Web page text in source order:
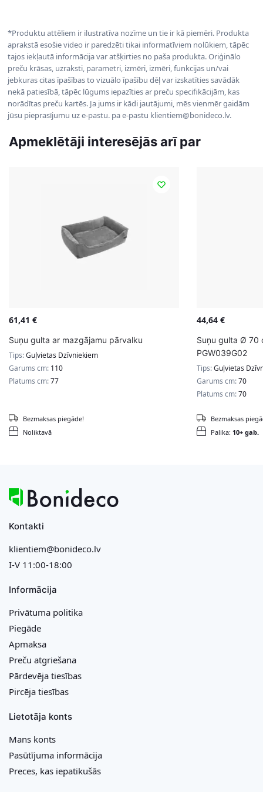
*Produktu attēliem ir ilustratīva nozīme un tie ir kā piemēri. Produkta
aprakstā esošie video ir paredzēti tikai informatīviem nolūkiem, tāpēc
tajos iekļautā informācija var atšķirties no paša produkta. Oriģinālo
preču krāsas, uzraksti, parametri, izmēri, izmēri, funkcijas un/vai
jebkuras citas īpašības to vizuālo īpašību dēļ var izskatīties savādāk
nekā patiesībā, tāpēc lūgums iepazīties ar preču specifikācijām, kas
norādītas preču kartēs. Ja jums ir kādi jautājumi, mēs vienmēr gaidām
jūsu pieprasījumu uz e-pastu. pa e-pastu klientiem@bonideco.lv.
Apmeklētāji interesējās arī par
61,41 €
Suņu gulta ar mazgājamu pārvalku
Tips:Guļvietas Dzīvniekiem
Garums cm: 110
Platums cm:77
Noliktavā
Bezmaksas piegāde!
44,64 €
Suņu gulta Ø 70
PGW039G02
Tips:Guļvietas
Garums cm:70
Platums cm:70
Palika: 10+ gab.
Bezmaksas
Kontakti
klientiem@bonideco.lv
I-V 11:00-18:00
Informācija
Privātuma politika
Piegāde
Apmaksa
Preču atgriešana
Pārdevēja tiesības
Pircēja tiesības
Lietotāja konts
Mans konts
Pasūtījuma informācija
Preces, kas iepatikušās